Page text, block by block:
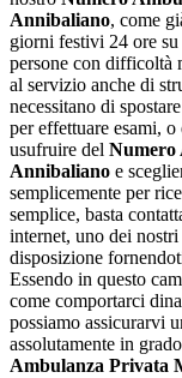
Annibaliano, come
giorni festivi 24 ore
persone con difficoltà
al servizio anche di
necessitano di
per effettuare esami,
usufruire del Numero
Annibaliano e
semplicemente per
semplice, basta
internet, uno dei
disposizione
Essendo in questo
come comportarci
possiamo assicurarvi
assolutamente in
Ambulanza Privata